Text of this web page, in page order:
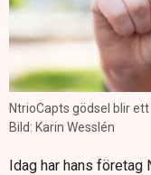
NtrioCapts gödsel blir
Bild: Karin Wesslén
Idag har hans företag